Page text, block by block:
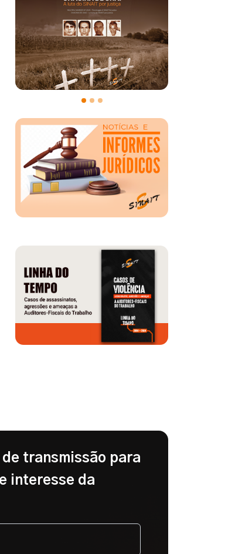
transmissão para
interesse da